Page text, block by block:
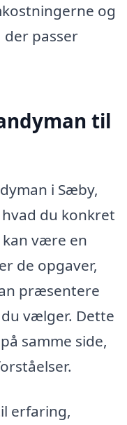
og
passer
til
i Sæby,
du konkret
være en
de opgaver,
præsentere
vælger. Dette
samme side,
erfaring,